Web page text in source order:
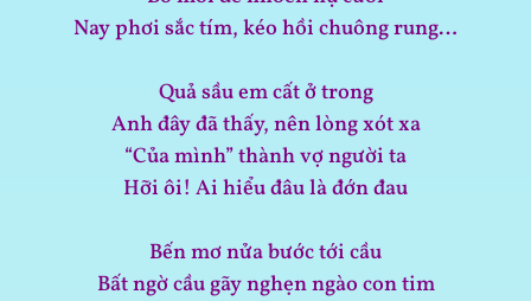
Nay phơi sắc tím, kéo hồi chuông rung…
Quả sầu em cất ở trong
Anh đây đã thấy, nên lòng xót xa
“Của mình” thành vợ người ta
Hỡi ôi! Ai hiểu đâu là đớn đau
Bến mơ nửa bước tới cầu
Bất ngờ cầu gãy nghẹn ngào con tim